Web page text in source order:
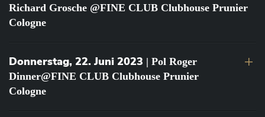
Richard Grosche @FINE CLUB Clubhouse Prunier
Cologne
Donnerstag, 22. Juni 2023 | Pol Roger
Dinner@FINE CLUB Clubhouse Prunier
Cologne